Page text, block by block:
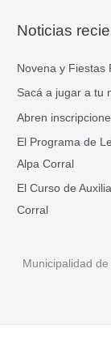
c
o
r
:
Noticias
Novena y Fiestas
Sacá a jugar a tu
Abren
El Programa de
Alpa Corral
El Curso de
Corral
Municipalidad